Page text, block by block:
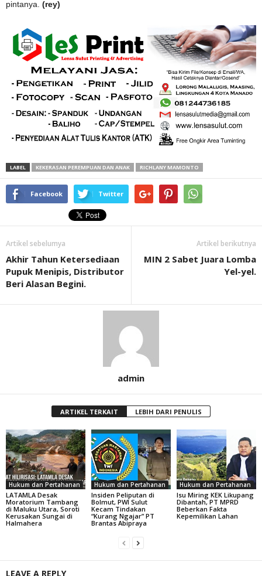
pintanya. (rey)
LABEL KEKERASAN PEREMPUAN DAN ANAK RICHLANY MAMONTO
Facebook Twitter
Artikel sebelumya
Akhir Tahun Ketersediaan
Pupuk Menipis, Distributor
Beri Alasan Begini.
Artikel berikutnya
MIN 2 Sabet Juara Lomba
Yel-yel.
admin
ARTIKEL TERKAIT LEBIH DARI PENULIS
Hukum dan Pertahanan
LATAMLA Desak
Moratorium Tambang
di Maluku Utara, Soroti
Kerusakan Sungai di
Halmahera
Hukum dan Pertahanan
Insiden Peliputan di
Bolmut, PWI Sulut
Kecam Tindakan
“Kurang Ngajar” PT
Brantas Abipraya
Hukum dan Pertahanan
Isu Miring KEK Likupang
Dibantah, PT MPRD
Beberkan Fakta
Kepemilikan Lahan
LEAVE A REPLY